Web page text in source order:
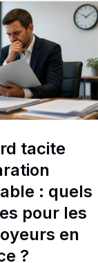
tacite
: quels
pour les
en
?